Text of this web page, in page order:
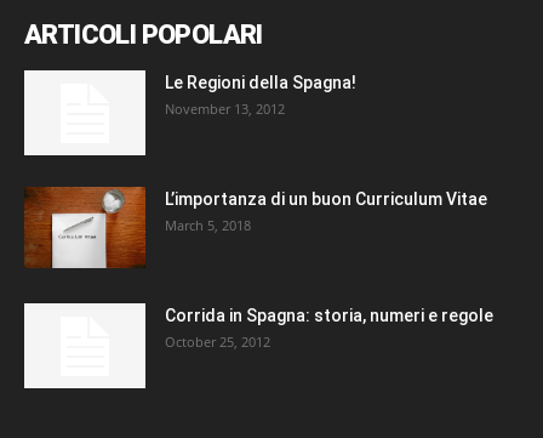
ARTICOLI POPOLARI
Le Regioni della Spagna!
November 13, 2012
L’importanza di un buon Curriculum Vitae
March 5, 2018
Corrida in Spagna: storia, numeri e regole
October 25, 2012